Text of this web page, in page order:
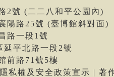
2號 (二二八和平公園內)
陽路25號 (臺博館斜對面)
路一段1號
平北路一段2號
前路71號5樓
私權及安全政策宣示 | 著